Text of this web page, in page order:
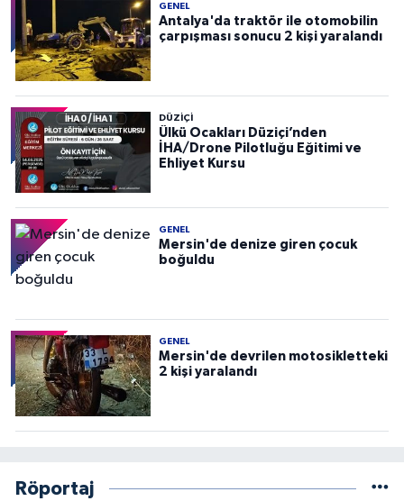
GENEL
Antalya'da traktör ile otomobilin
çarpışması sonucu 2 kişi yaralandı
DÜZIÇI
Ülkü Ocakları Düziçi’nden
İHA/Drone Pilotluğu Eğitimi ve
Ehliyet Kursu
GENEL
Mersin'de denize giren çocuk
boğuldu
GENEL
Mersin'de devrilen motosikletteki
2 kişi yaralandı
Röportaj